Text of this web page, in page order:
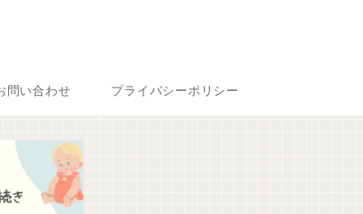
問い合わせ プライバシーポリシー